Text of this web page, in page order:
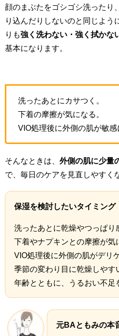
顔のまぶたをゴシゴシ洗ったり
り込んだりしないのと同じよう
りも強く洗わない・強く拭かな
基本になります。
洗ったあとにカサつく。
下着の摩擦が気になる。
VIO処理後に外側の肌が敏感
そんなときは、 外側の肌に少量
で、毎日のケアを見直しやすく
保湿を検討したいタイミング
洗ったあとに乾燥やつっぱり
下着やナプキンとの摩擦が気
VIO処理後に外側の肌がデリ
季節の変わり目に乾燥しやす
年齢とともに、うるおい不足
元BAともみの本